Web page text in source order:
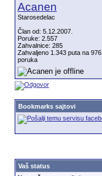
Acanen
Starosedelac
Član od: 5.12.2007.
Poruke: 2.557
Zahvalnice: 285
Zahvaljeno 1.343 puta na 976
poruka
Bookmarks sajtovi
Vaš status